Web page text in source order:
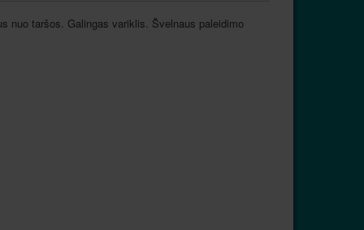
nuo taršos. Galingas variklis. Švelnaus paleidimo